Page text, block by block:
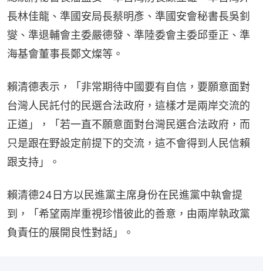
長林佳龍、準國安局長蔡明彥、準國安會秘書長吳釗
燮、準退輔會主委嚴德發、準陸委會主委邱垂正、準
海基會董事長鄭文燦等。
賴清德表示，「非常期待中國要有自信，要願意面對
台灣人民託付的民選合法政府，這樣才是兩岸交流的
正道」，「若一直不願意面對台灣民選合法政府，而
只是跟在野設定前提下的交流，這不會得到人民信賴
跟支持」。
賴清德24日方以民進黨主席身份在民進黨中執會提
到，「希望兩岸重視珍惜彼此的善意，由兩岸執政黨
負責任的展開良性對話」。